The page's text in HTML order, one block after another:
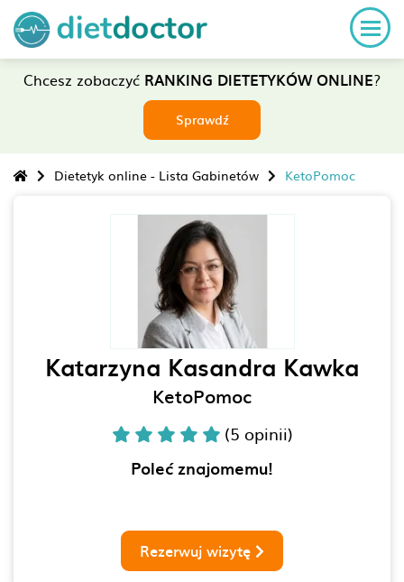
Chcesz zobaczyć RANKING DIETETYKÓW ONLINE?
Sprawdź
Dietetyk online - Lista Gabinetów KetoPomoc
Katarzyna Kasandra Kawka
KetoPomoc
(5 opinii)
Poleć znajomemu!
Rezerwuj wizytę